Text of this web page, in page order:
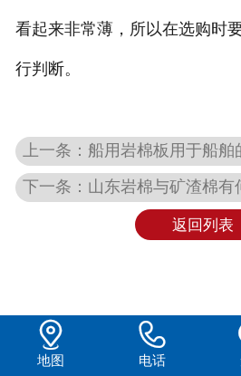
看起来非常薄，所以在选购时
行判断。
下一条：山东岩棉与矿渣棉有
返回列表

地图

电话